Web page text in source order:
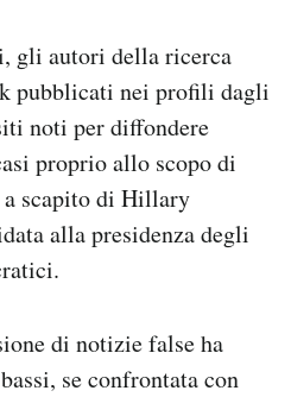
gli autori della ricerca
pubblicati nei profili dagli
noti per diffondere
proprio allo scopo di
scapito di Hillary
alla presidenza degli
di notizie false ha
se confrontata con